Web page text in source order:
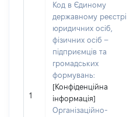
1
Код в Єдиному
державному реєстрі
юридичних осіб,
фізичних осіб –
підприємців та
громадських
формувань:
[Конфіденційна
інформація]
Організаційно-